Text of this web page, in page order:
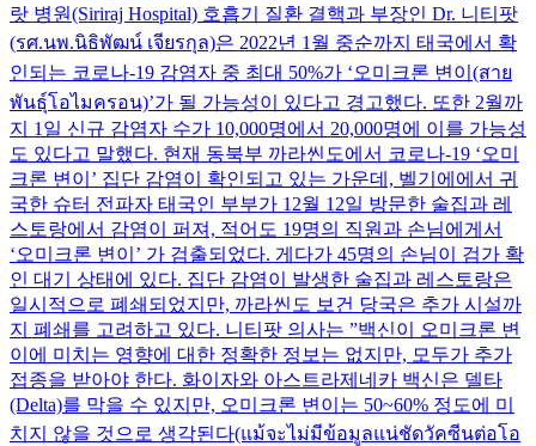
랏 병원(Siriraj Hospital) 호흡기 질환 결핵과 부장인 Dr. 니티팟
(รศ.นพ.นิธิพัฒน์ เจียรกุล)은 2022년 1월 중순까지 태국에서 확
인되는 코로나-19 감염자 중 최대 50%가 ‘오미크론 변이(สาย
พันธุ์โอไมครอน)’가 될 가능성이 있다고 경고했다. 또한 2월까
지 1일 신규 감염자 수가 10,000명에서 20,000명에 이를 가능성
도 있다고 말했다. 현재 동북부 까라씬도에서 코로나-19 ‘오미
크론 변이’ 집단 감염이 확인되고 있는 가운데, 벨기에에서 귀
국한 슈터 전파자 태국인 부부가 12월 12일 방문한 술집과 레
스토랑에서 감염이 퍼져, 적어도 19명의 직원과 손님에게서
‘오미크론 변이’ 가 검출되었다. 게다가 45명의 손님이 검가 확
인 대기 상태에 있다. 집단 감염이 발생한 술집과 레스토랑은
일시적으로 폐쇄되었지만, 까라씬도 보건 당국은 추가 시설까
지 폐쇄를 고려하고 있다. 니티팟 의사는 ”백신이 오미크론 변
이에 미치는 영향에 대한 정확한 정보는 없지만, 모두가 추가
접종을 받아야 한다. 화이자와 아스트라제네카 백신은 델타
(Delta)를 막을 수 있지만, 오미크론 변이는 50~60% 정도에 미
치지 않을 것으로 생각된다(แม้จะไม่มีข้อมูลแน่ชัดวัคซีนต่อโอ